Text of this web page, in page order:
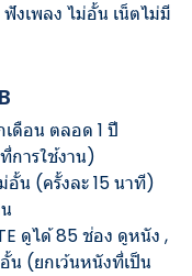
งเพลง ไม่อั้น เน็ตไม่มี
เดือน ตลอด 1 ปี
การใช้งาน)
อั้น (ครั้งละ 15 นาที)
ดูได้ 85 ช่อง ดูหนัง ,
น (ยกเว้นหนังที่เป็น